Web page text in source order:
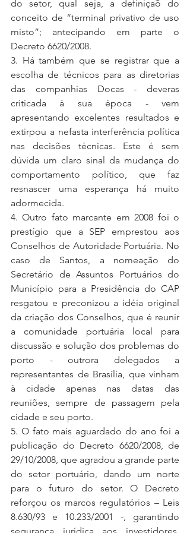
do setor, qual seja, a definiçaõ do
conceito de “terminal privativo de uso
misto”; antecipando em parte o
Decreto 6620/2008.
3. Há também que se registrar que a
escolha de técnicos para as diretorias
das companhias Docas - deveras
criticada à sua época - vem
apresentando excelentes resultados e
extirpou a nefasta interferência política
nas decisões técnicas. Este é sem
dúvida um claro sinal da mudança do
comportamento político, que faz
resnascer uma esperança há muito
adormecida.
4. Outro fato marcante em 2008 foi o
prestígio que a SEP emprestou aos
Conselhos de Autoridade Portuária. No
caso de Santos, a nomeação do
Secretário de Assuntos Portuários do
Município para a Presidência do CAP
resgatou e preconizou a idéia original
da criação dos Conselhos, que é reunir
a comunidade portuária local para
discussão e solução dos problemas do
porto - outrora delegados a
representantes de Brasília, que vinham
à cidade apenas nas datas das
reuniões, sempre de passagem pela
cidade e seu porto.
5. O fato mais aguardado do ano foi a
publicação do Decreto 6620/2008, de
29/10/2008, que agradou a grande parte
do setor portuário, dando um norte
para o futuro do setor. O Decreto
reforçou os marcos regulatórios – Leis
8.630/93 e 10.233/2001 -, garantindo